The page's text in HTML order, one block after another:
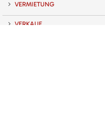
VERMIETUNG
VERKAUF